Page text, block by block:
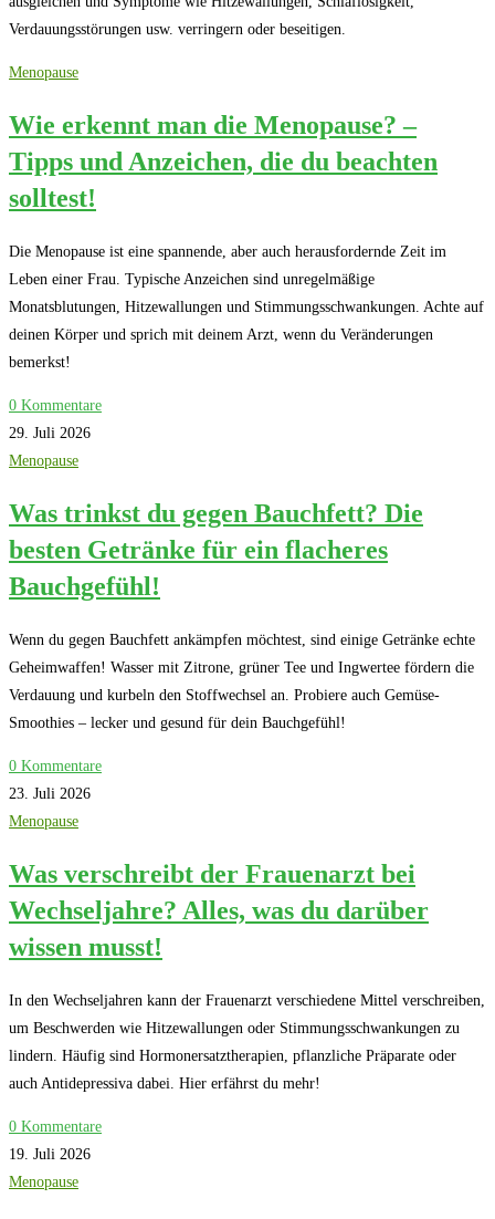
Verdauungsstörungen usw. verringern oder beseitigen.
Menopause
Wie erkennt man die Menopause? –
Tipps und Anzeichen, die du beachten
solltest!
Die Menopause ist eine spannende, aber auch herausfordernde Zeit im
Leben einer Frau. Typische Anzeichen sind unregelmäßige
Monatsblutungen, Hitzewallungen und Stimmungsschwankungen. Achte auf
deinen Körper und sprich mit deinem Arzt, wenn du Veränderungen
bemerkst!
0 Kommentare
29. Juli 2026
Menopause
Was trinkst du gegen Bauchfett? Die
besten Getränke für ein flacheres
Bauchgefühl!
Wenn du gegen Bauchfett ankämpfen möchtest, sind einige Getränke echte
Geheimwaffen! Wasser mit Zitrone, grüner Tee und Ingwertee fördern die
Verdauung und kurbeln den Stoffwechsel an. Probiere auch Gemüse-
Smoothies – lecker und gesund für dein Bauchgefühl!
0 Kommentare
23. Juli 2026
Menopause
Was verschreibt der Frauenarzt bei
Wechseljahre? Alles, was du darüber
wissen musst!
In den Wechseljahren kann der Frauenarzt verschiedene Mittel verschreiben,
um Beschwerden wie Hitzewallungen oder Stimmungsschwankungen zu
lindern. Häufig sind Hormonersatztherapien, pflanzliche Präparate oder
auch Antidepressiva dabei. Hier erfährst du mehr!
0 Kommentare
19. Juli 2026
Menopause